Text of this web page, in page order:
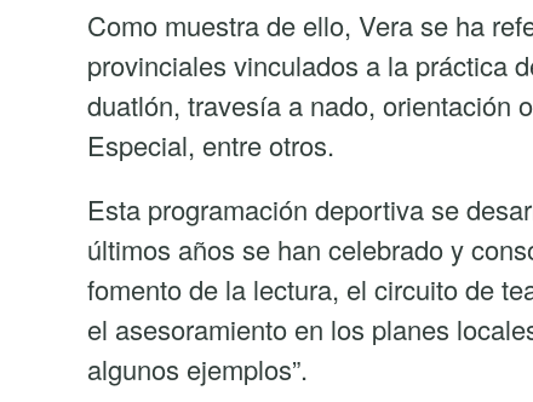
Como muestra de ello, Vera se ha
provinciales vinculados a la práctica
duatlón, travesía a nado, orientación
Especial, entre otros.
Esta programación deportiva se
últimos años se han celebrado y
fomento de la lectura, el circuito de
el asesoramiento en los planes
algunos ejemplos”.